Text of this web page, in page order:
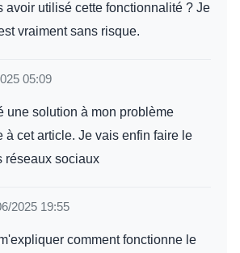
avoir utilisé cette fonctionnalité ? Je
vraiment sans risque.
05:09
une solution à mon problème
à cet article. Je vais enfin faire le
réseaux sociaux
2025 19:55
comment fonctionne le